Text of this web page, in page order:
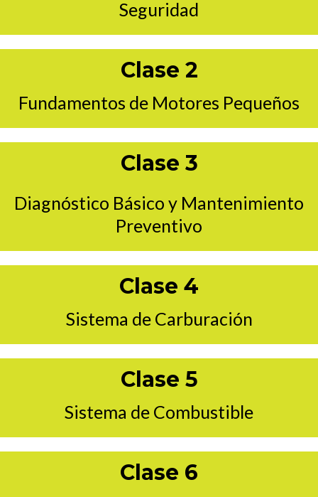
Seguridad
Clase 2
Fundamentos de Motores Pequeños
Clase 3
Diagnóstico Básico y Mantenimiento
Preventivo
Clase 4
Sistema de Carburación
Clase 5
Sistema de Combustible
Clase 6